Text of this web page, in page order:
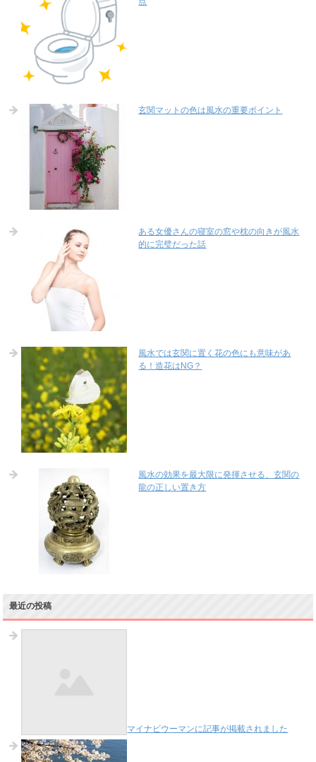
玄関マットの色は風水の重要ポイント
ある女優さんの寝室の窓や枕の向きが風水
的に完璧だった話
風水では玄関に置く花の色にも意味があ
る！造花はNG？
風水の効果を最大限に発揮させる、玄関の
龍の正しい置き方
最近の投稿
マイナビウーマンに記事が掲載されました